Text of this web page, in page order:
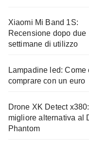
Xiaomi Mi Band 1S:
Recensione dopo due
settimane di utilizzo
Lampadine led: Come
comprare con un euro
Drone XK Detect
migliore alternativa al
Phantom